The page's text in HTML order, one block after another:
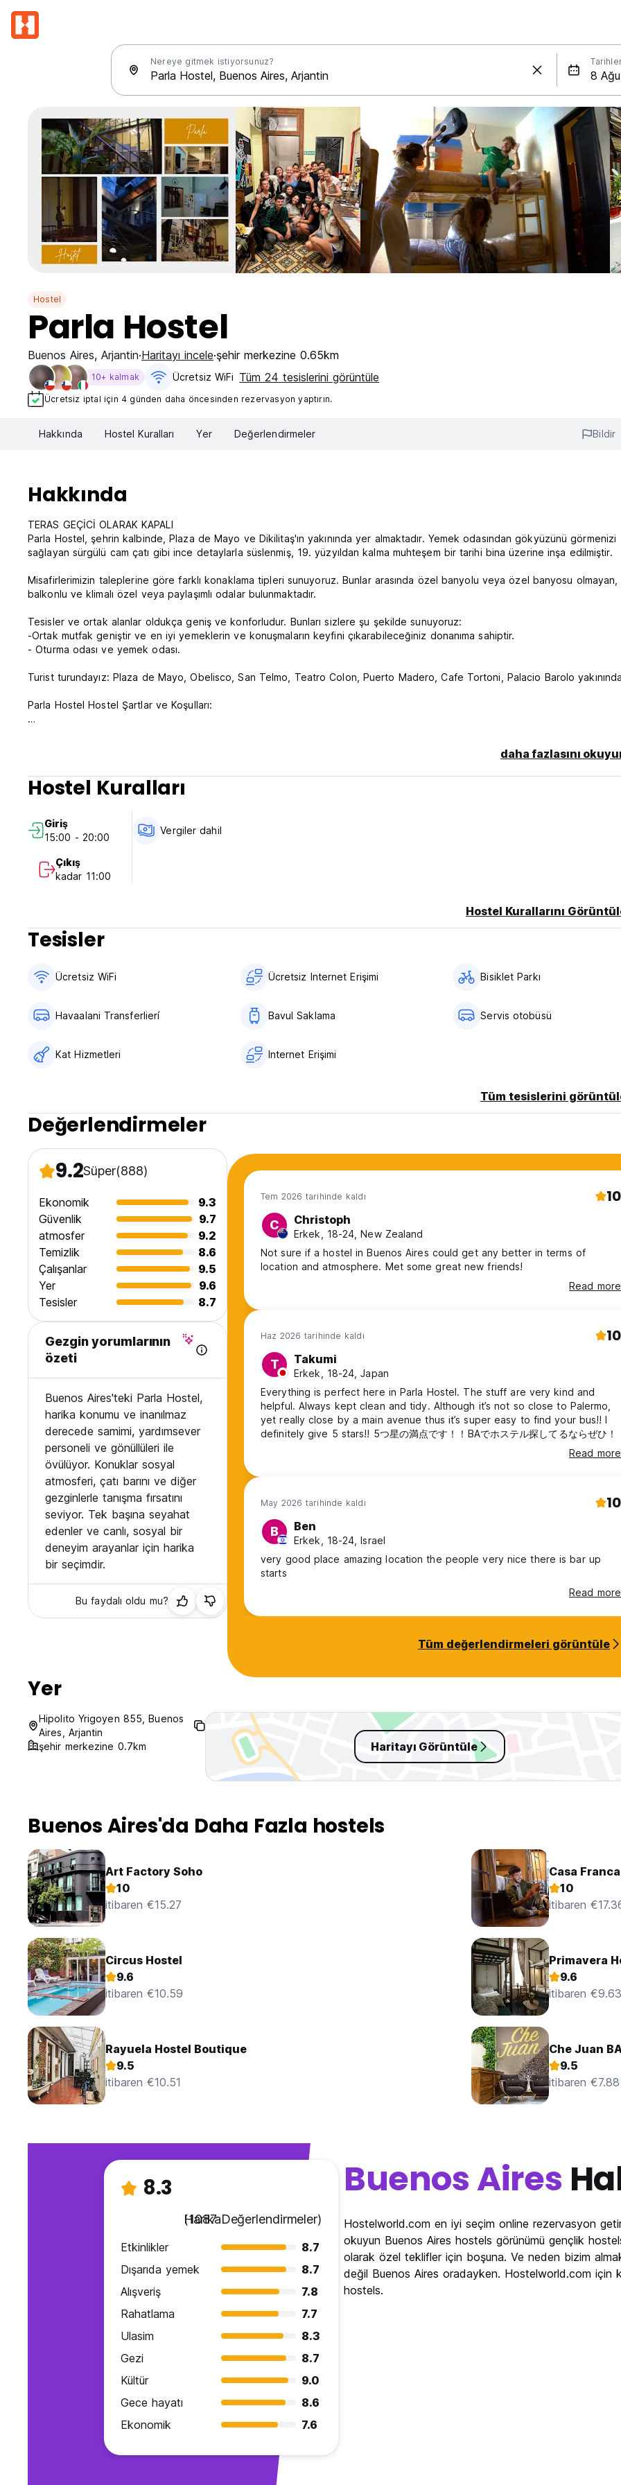
Nereye gitmek istiyorsunuz?
Hostel
Parla Hostel
Buenos Aires, Arjantin Haritayı incele şehir merkezine 0.65km
10+ kalmak Ücretsiz WiFi Tüm 24 tesislerini görüntüle
Ücretsiz iptal için 4 günden daha öncesinden rezervasyon yaptırın.
Hakkında Hostel Kuralları Yer Değerlendirmeler Bildir
Hakkında
TERAS GEÇİCİ OLARAK KAPALI
Parla Hostel, şehrin kalbinde, Plaza de Mayo ve Dikilitaş'ın yakınında yer almaktadır. Yemek odasından gökyüzünü görmenizi
sağlayan sürgülü cam çatı gibi ince detaylarla süslenmiş, 19. yüzyıldan kalma muhteşem bir tarihi bina üzerine inşa edilmiştir.
Misafirlerimizin taleplerine göre farklı konaklama tipleri sunuyoruz. Bunlar arasında özel banyolu veya özel banyosu olmayan,
balkonlu ve klimalı özel veya paylaşımlı odalar bulunmaktadır.
Tesisler ve ortak alanlar oldukça geniş ve konforludur. Bunları sizlere şu şekilde sunuyoruz:
-Ortak mutfak geniştir ve en iyi yemeklerin ve konuşmaların keyfini çıkarabileceğiniz donanıma sahiptir.
- Oturma odası ve yemek odası.
Turist turundayız: Plaza de Mayo, Obelisco, San Telmo, Teatro Colon, Puerto Madero, Cafe Tortoni, Palacio Barolo
Parla Hostel Hostel Şartlar ve Koşulları:
Saat 11:00'den önce check-out yapın.
Bunun nedeni, yaşadığımız ve kontrol edemediğimiz yüksek enflasyon nedeniyle Arjantin ekonomisini etkileyen döviz
günlük değişimleridir. Gerçek günlük döviz kurlarını Wester Union web sitesinden kontrol edebilirsiniz ancak check-in
Western Union kuruna göre ödeme yapacağınızı unutmayın. Bu otel, rezervasyonunuz için ön provizyon alabilir;
onaylanması için CVV ibraz edilmesi gerekmektedir, aksi takdirde rezervasyonun iptal edilmesi gerekecektir. Arjantin
Hostelworld'de gösterilen fiyata dahil olmayan %21 IVA ödemesi gerekmektedir.
Vergiler dahil.
Genel:
Sokağa çıkma yasağı yok.
Sigara içilmez.
Yalnızca Kovid aşısı olan yolcuları kabul ediyoruz (Auto-translated from original language)
daha fazlasını
Hostel Kuralları
Giriş
15:00 - 20:00
Çıkış
kadar 11:00
Vergiler dahil
Hostel Kurallarını
Tesisler
Ücretsiz WiFi Ücretsiz Internet Erişimi Bisiklet Parkı
Havaalani Transferlierí Bavul Saklama Servis otobüsü
Kat Hizmetleri Internet Erişimi
Tüm tesislerini
Değerlendirmeler
9.2Süper(888)
Ekonomik
9.3
Güvenlik
9.7
atmosfer
9.2
Temizlik
8.6
Çalışanlar
9.5
Yer
9.6
Tesisler
8.7
Gezgin yorumlarının
özeti
Buenos Aires'teki Parla Hostel,
harika konumu ve inanılmaz
derecede samimi, yardımsever
personeli ve gönüllüleri ile
övülüyor. Konuklar sosyal
atmosferi, çatı barını ve diğer
gezginlerle tanışma fırsatını
seviyor. Tek başına seyahat
edenler ve canlı, sosyal bir
deneyim arayanlar için harika
bir seçimdir.
Bu faydalı oldu mu?
Tem 2026 tarihinde kaldı 10
C Christoph
Erkek, 18-24, New Zealand
Not sure if a hostel in Buenos Aires could get any better in terms of
location and atmosphere. Met some great new friends!
Read more
Haz 2026 tarihinde kaldı 10
T Takumi
Erkek, 18-24, Japan
Everything is perfect here in Parla Hostel. The stuff are very kind and
helpful. Always kept clean and tidy. Although it’s not so close to Palermo,
yet really close by a main avenue thus it’s super easy to find your bus!! I
definitely give 5 stars!! 5つ星の満点です！！BAでホステル探してるならぜひ！
Read more
May 2026 tarihinde kaldı 10
B Ben
Erkek, 18-24, Israel
very good place amazing location the people very nice there is bar up
starts
Read more
Tüm değerlendirmeleri görüntüle
Yer
Hipolito Yrigoyen 855, Buenos
Aires, Arjantin
şehir merkezine 0.7km
Haritayı Görüntüle
Buenos Aires'da Daha Fazla hostels
Art Factory Soho
10
itibaren €15.27
Casa
10
itibaren
Circus Hostel
9.6
itibaren €10.59
Primavera
9.6
itibaren €9.63
Rayuela Hostel Boutique
9.5
itibaren €10.51
Che Juan
9.5
itibaren €7.88
8.3
Harika
(1087 Değerlendirmeler)
Etkinlikler
8.7
Dışarıda yemek
8.7
Alışveriş
7.8
Rahatlama
7.7
Ulasim
8.3
Gezi
8.7
Kültür
9.0
Gece hayatı
8.6
Ekonomik
7.6
Buenos Aires
Hostelworld.com en iyi seçim online rezervasyon
okuyun Buenos Aires hostels görünümü gençlik
olarak özel teklifler için boşuna. Ve neden bizim
değil Buenos Aires oradayken. Hostelworld.com için
hostels.